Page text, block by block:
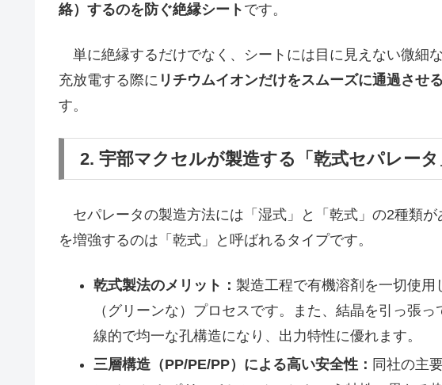
絡）するのを防ぐ絶縁シート です。
単に絶縁するだけでなく、シートには目に見えない微細
充放電する際に リチウムイオンだけをスムーズに通過させる
す。
2. 宇部マクセルが製造する「乾式セパレー
セパレータの製造方法には「湿式」と「乾式」の2種類
を増強するのは「乾式」と呼ばれるタイプです。
乾式製法のメリット： 製造工程で有機溶剤を一切使
（グリーンな）プロセスです。また、結晶を引っ張
線的で均一な孔構造になり、出力特性に優れます。
三層構造（PP/PE/PP）による高い安全性： 同社の主